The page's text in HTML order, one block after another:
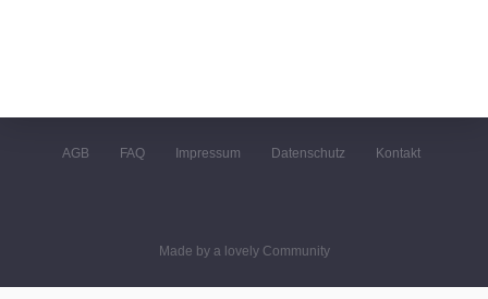
AGB FAQ Impressum Datenschutz Kontakt
Made by a lovely Community